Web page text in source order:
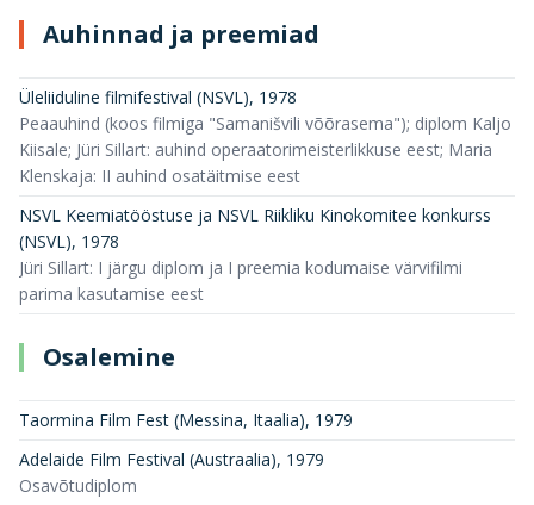
Auhinnad ja preemiad
Üleliiduline filmifestival (NSVL), 1978
Peaauhind (koos filmiga "Samanišvili võõrasema"); diplom Kaljo
Kiisale; Jüri Sillart: auhind operaatorimeisterlikkuse eest; Maria
Klenskaja: II auhind osatäitmise eest
NSVL Keemiatööstuse ja NSVL Riikliku Kinokomitee konkurss
(NSVL), 1978
Jüri Sillart: I järgu diplom ja I preemia kodumaise värvifilmi
parima kasutamise eest
Osalemine
Taormina Film Fest (Messina, Itaalia), 1979
Adelaide Film Festival (Austraalia), 1979
Osavõtudiplom